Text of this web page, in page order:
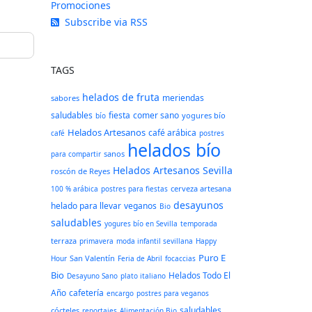
Promociones
Subscribe via RSS
TAGS
sabores helados de fruta meriendas
saludables bío fiesta comer sano yogures bío
café Helados Artesanos café arábica postres
para compartir sanos helados bío
roscón de Reyes Helados Artesanos Sevilla
100 % arábica postres para fiestas cerveza artesana
helado para llevar veganos Bio desayunos
saludables yogures bío en Sevilla temporada
terraza primavera moda infantil sevillana Happy
Hour San Valentín Feria de Abril focaccias Puro E
Bio Desayuno Sano plato italiano Helados Todo El
Año cafetería encargo postres para veganos